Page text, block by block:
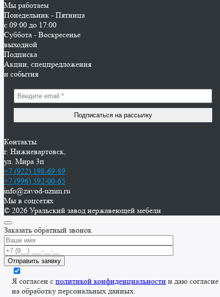
Мы работаем
Понедельник - Пятница
с 09:00 до 17:00
Суббота - Воскресенье
выходной
Подписка
Акции, спецпредложения
и события
Контакты
г. Нижневартовск,
ул. Мира 3п
+7 (922) 198-69-89
+7 (996) 592-00-65
info@zavod-uznm.ru
Мы в соцсетях
© 2026 Уральский завод нержавеющей мебели
Заказать обратный звонок
Я согласен с политикой конфиденциальности и даю согласие
на обработку персональных данных.